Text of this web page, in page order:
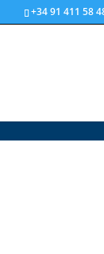
+34 91 411 58